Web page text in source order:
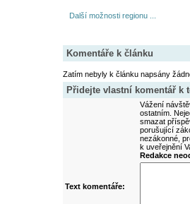
Další možnosti regionu ...
Komentáře k článku
Zatím nebyly k článku napsány
Přidejte vlastní komentář k
Vážení
ostatním.
smazat
porušující
nezákonné,
k uveřejnění
Redakce
Text komentáře: